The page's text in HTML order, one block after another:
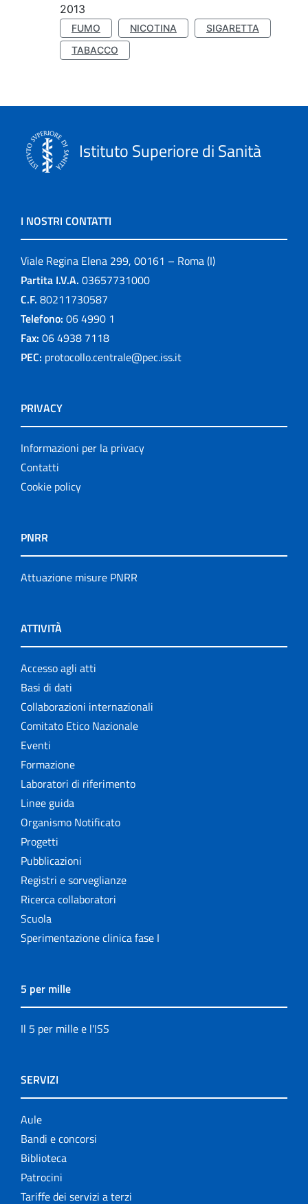
2013
FUMO NICOTINA
SIGARETTA
TABACCO
Istituto Superiore di Sanità
I NOSTRI CONTATTI
Viale Regina Elena 299, 00161 – Roma (I)
Partita I.V.A. 03657731000
C.F. 80211730587
Telefono: 06 4990 1
Fax: 06 4938 7118
PEC: protocollo.centrale@pec.iss.it
PRIVACY
Informazioni per la privacy
Contatti
Cookie policy
PNRR
Attuazione misure PNRR
ATTIVITÀ
Accesso agli atti
Basi di dati
Collaborazioni internazionali
Comitato Etico Nazionale
Eventi
Formazione
Laboratori di riferimento
Linee guida
Organismo Notificato
Progetti
Pubblicazioni
Registri e sorveglianze
Ricerca collaboratori
Scuola
Sperimentazione clinica fase I
5 per mille
Il 5 per mille e l'ISS
SERVIZI
Aule
Bandi e concorsi
Biblioteca
Patrocini
Tariffe dei servizi a terzi